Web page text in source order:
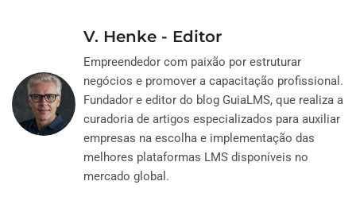
V. Henke - Editor
Empreendedor com paixão por estruturar
negócios e promover a capacitação profissional.
Fundador e editor do blog GuiaLMS, que realiza a
curadoria de artigos especializados para auxiliar
empresas na escolha e implementação das
melhores plataformas LMS disponíveis no
mercado global.